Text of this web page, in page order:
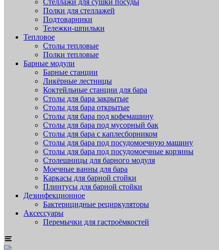
Стеллажи для сушки посуды
Полки для стеллажей
Подтоварники
Тележки-шпильки
Тепловое
Столы тепловые
Полки тепловые
Барные модули
Барные станции
Ликёрные лестницы
Коктейльные станции для бара
Столы для бара закрытые
Столы для бара открытые
Столы для бара под кофемашину
Столы для бара под мусорный бак
Столы для бара с каплесборником
Столы для бара под посудомоечную машину
Столы для бара под посудомоечные корзины
Столешницы для барного модуля
Моечные ванны для бара
Каркасы для барной стойки
Плинтусы для барной стойки
Дезинфекционное
Бактерицидные рециркуляторы
Аксессуары
Перемычки для гастроёмкостей